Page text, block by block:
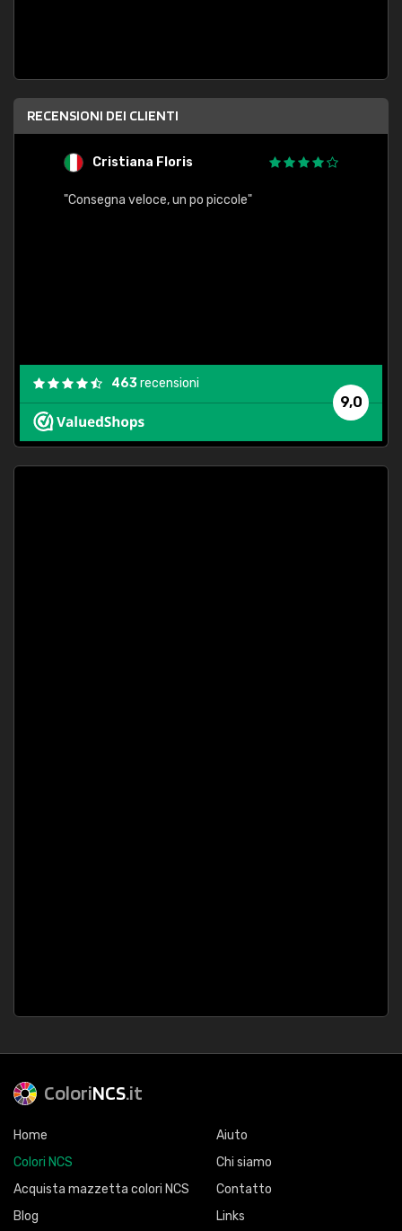
RECENSIONI DEI CLIENTI
Cristiana Floris
"Consegna veloce, un po piccole"
9,0
463recensioni
ColoriNCS.it
Home
Colori NCS
Acquista mazzetta colori NCS
Blog
Aiuto
Chi siamo
Contatto
Links